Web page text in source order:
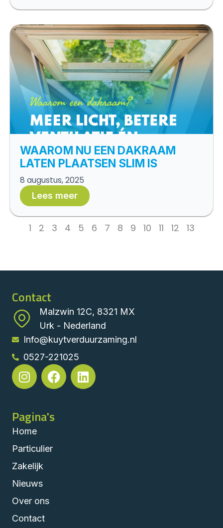
WAAROM NU EEN DAKRAAM
LATEN PLAATSEN SLIM IS
8 augustus, 2025
Lees meer
1 2 3 4 5 6 7 8 9 10 11 12 13
Contact
Malzwin 12C, 8321 MX
Urk - Nederland
Info@kuytverduurzaming.nl
0527-221025
Pagina's
Home
Particulier
Zakelijk
Nieuws
Over ons
Contact